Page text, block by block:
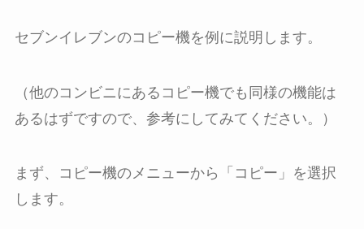
セブンイレブンのコピー機を例に説明します。
（他のコンビニにあるコピー機でも同様の機能は
あるはずですので、参考にしてみてください。）
まず、コピー機のメニューから「コピー」を選択
します。